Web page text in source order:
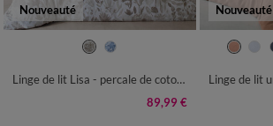
Nouveauté
Linge de lit Lisa - percale de coton imprimée 80 fils/cm²
89,99 €
Nouveauté